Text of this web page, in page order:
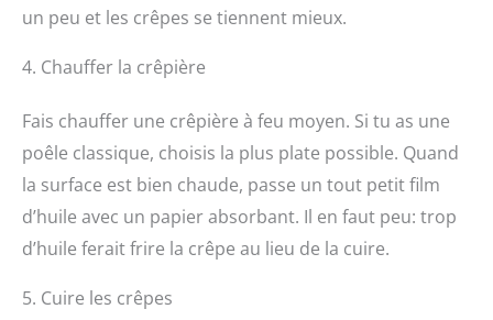
un peu et les crêpes se tiennent mieux.
4. Chauffer la crêpière
Fais chauffer une crêpière à feu moyen. Si tu as une
poêle classique, choisis la plus plate possible. Quand
la surface est bien chaude, passe un tout petit film
d’huile avec un papier absorbant. Il en faut peu: trop
d’huile ferait frire la crêpe au lieu de la cuire.
5. Cuire les crêpes